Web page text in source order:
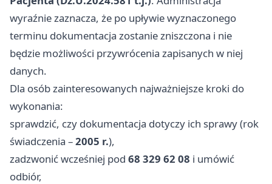
wyraźnie zaznacza, że po upływie wyznaczonego
terminu dokumentacja zostanie zniszczona i nie
będzie możliwości przywrócenia zapisanych w niej
danych.
Dla osób zainteresowanych najważniejsze kroki do
wykonania:
sprawdzić, czy dokumentacja dotyczy ich sprawy (rok
świadczenia –2005 r.),
zadzwonić wcześniej pod 68 329 62 08 i umówić
odbiór,